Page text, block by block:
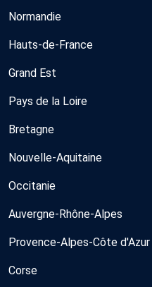
Normandie
Hauts-de-France
Grand Est
Pays de la Loire
Bretagne
Nouvelle-Aquitaine
Occitanie
Auvergne-Rhône-Alpes
Provence-Alpes-Côte d'Azur
Corse